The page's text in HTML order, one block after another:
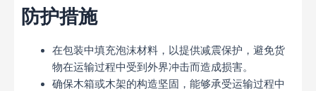
防护措施
在包装中填充泡沫材料，以提供减震保护，避免货
物在运输过程中受到外界冲击而造成损害。
确保木箱或木架的构造坚固，能够承受运输过程中